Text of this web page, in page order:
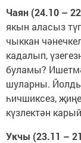
Чаян (24.10 –
якын аласыз
чыккан
кадалып,
буламы?
шуларны.
һичшиксез,
күзлектән
Укчы (23.11 –